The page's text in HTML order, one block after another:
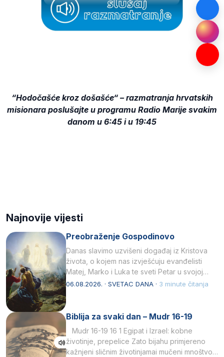
“Hodočašće kroz došašće“ – razmatranja hrvatskih
misionara poslušajte u programu Radio Marije svakim
danom u 6:45 i u 19:45
Najnovije vijesti
Preobraženje Gospodinovo
Danas slavimo uzvišeni događaj iz Kristova
života, o kojem nas izvješćuju evanđelisti
Matej, Marko i Luka te sveti Petar u svojoj
drugoj…
06.08.2026. · SVETAC DANA · 3 minute čitanja
Biblija za svaki dan – Mudr 16-19
Mudr 16-19 16 1 Egipat i Izrael: kobne
životinje, prepelice Zato bijahu primjereno
kažnjeni sličnim životinjamai mučeni mnoštvom